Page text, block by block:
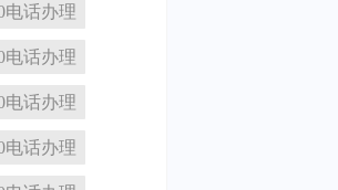
电话办理
电话办理
电话办理
电话办理